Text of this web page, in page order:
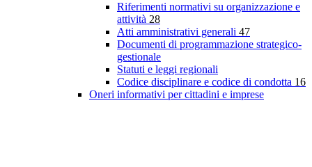
Riferimenti normativi su organizzazione e
attività 28
Atti amministrativi generali 47
Documenti di programmazione strategico-
gestionale
Statuti e leggi regionali
Codice disciplinare e codice di condotta 16
Oneri informativi per cittadini e imprese